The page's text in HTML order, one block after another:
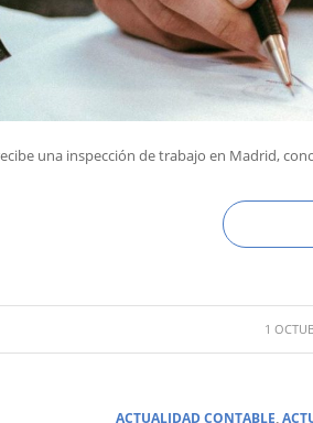
una inspección de trabajo en Madrid,
1 /
ACTUALIDAD CONTABLE ,